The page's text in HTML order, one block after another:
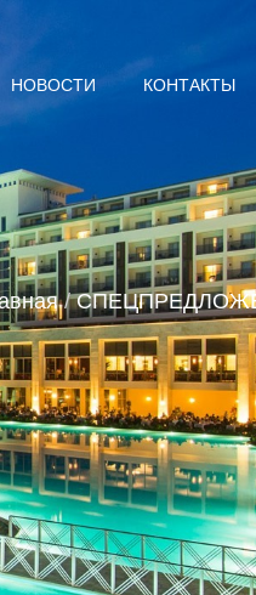
НОВОСТИ КОНТАКТЫ
/